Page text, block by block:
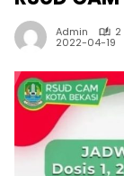
Admin
2022-04-19